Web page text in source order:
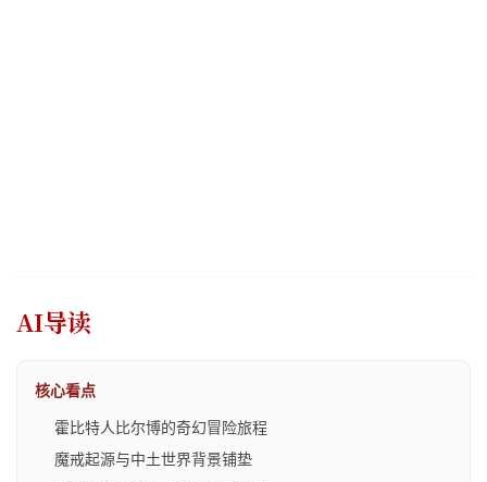
AI导读
核心看点
霍比特人比尔博的奇幻冒险旅程
魔戒起源与中土世界背景铺垫